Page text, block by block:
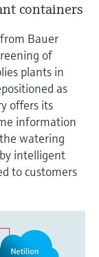
containers
Bauer
of
plants in
as
offers its
information
watering
intelligent
to customers